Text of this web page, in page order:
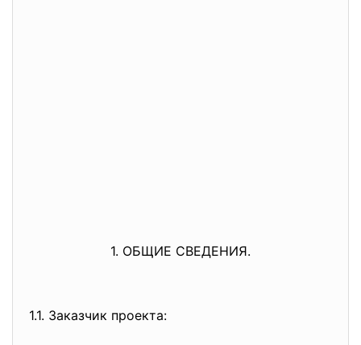
1. ОБЩИЕ СВЕДЕНИЯ.
1.1. Заказчик проекта: